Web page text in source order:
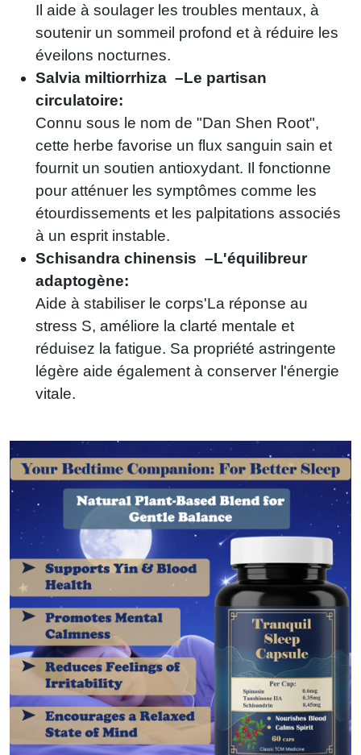
Il aide à soulager les troubles mentaux, à
soutenir un sommeil profond et à réduire les
éveilons nocturnes.
Salvia miltiorrhiza –Le partisan
circulatoire:
Connu sous le nom de "Dan Shen Root",
cette herbe favorise un flux sanguin sain et
fournit un soutien antioxydant. Il fonctionne
pour atténuer les symptômes comme les
étourdissements et les palpitations associés
à un esprit instable.
Schisandra chinensis –L'équilibreur
adaptogène:
Aide à stabiliser le corps'La réponse au
stress S, améliore la clarté mentale et
réduisez la fatigue. Sa propriété astringente
légère aide également à conserver l'énergie
vitale.